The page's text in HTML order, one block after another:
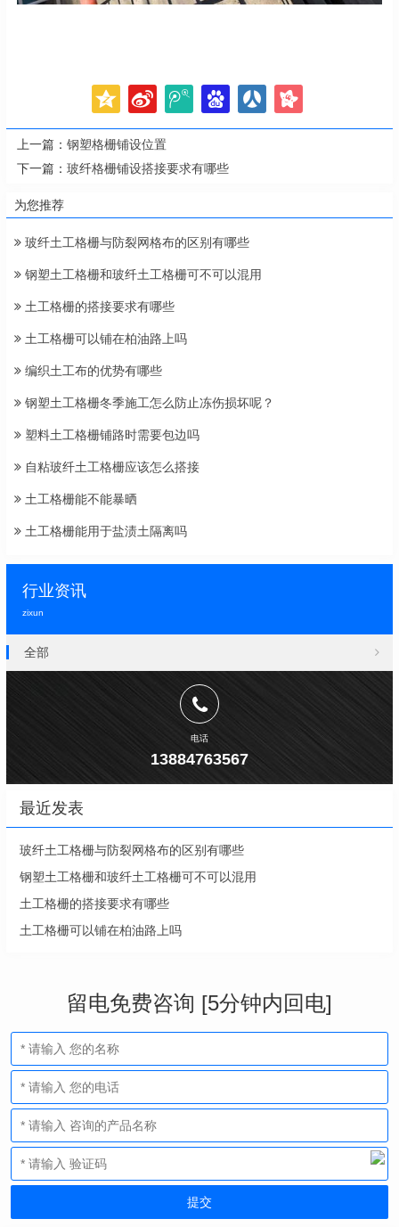
上一篇： 钢塑格栅铺设位置
下一篇： 玻纤格栅铺设搭接要求有哪些
为您推荐
玻纤土工格栅与防裂网格布的区别有哪些
钢塑土工格栅和玻纤土工格栅可不可以混用
土工格栅的搭接要求有哪些
土工格栅可以铺在柏油路上吗
编织土工布的优势有哪些
钢塑土工格栅冬季施工怎么防止冻伤损坏呢？
塑料土工格栅铺路时需要包边吗
自粘玻纤土工格栅应该怎么搭接
土工格栅能不能暴晒
土工格栅能用于盐渍土隔离吗
行业资讯
zixun
全部
电话
13884763567
最近发表
玻纤土工格栅与防裂网格布的区别有哪些
钢塑土工格栅和玻纤土工格栅可不可以混用
土工格栅的搭接要求有哪些
土工格栅可以铺在柏油路上吗
留电免费咨询 [5分钟内回电]